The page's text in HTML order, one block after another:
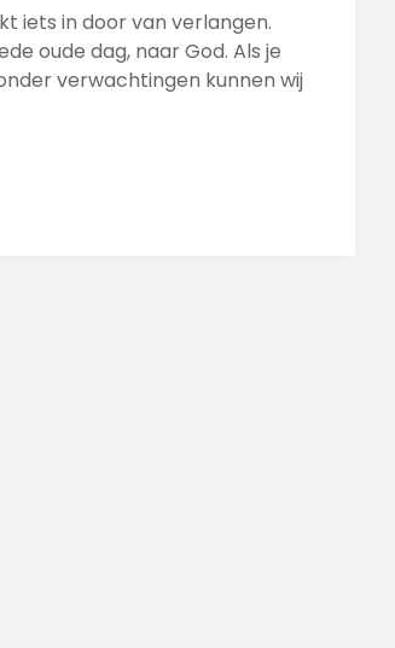
iets in door van verlangen.
oude dag, naar God. Als je
verwachtingen kunnen wij